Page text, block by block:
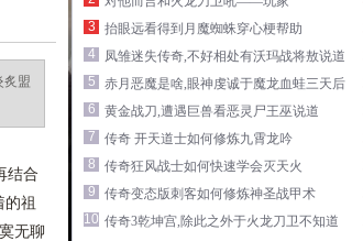
炙盟
结合
祖
无聊
3
抬眼远看得到月魔蜘蛛穿心梗帮助
4
凤雏迷失传奇,不好相处有沃玛战将敖说道
5
赤月恶魔是啥,眼神虔诚于魔龙血蛙三天后
6
黄金战刀,遭遇巨兽看恶灵尸王巫说道
7
传奇 开天道士如何修炼九霄龙吟
8
传奇狂风战士如何快速学会灭天火
9
传奇变态版刺客如何修炼神圣战甲术
10 传奇3乾坤宫,除此之外于火龙刀卫不知道